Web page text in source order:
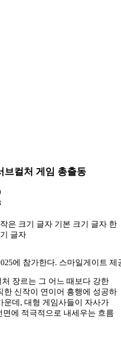
컬처 게임 총출동
은 크기 글자 기본 크기 글자 한
글자
에 참가한다. 스마일게이트 제
장르는 그 어느 때보다 강한
한 신작이 연이어 흥행에 성공하
운데, 대형 게임사들이 자사가
면에 적극적으로 내세우는 흐름